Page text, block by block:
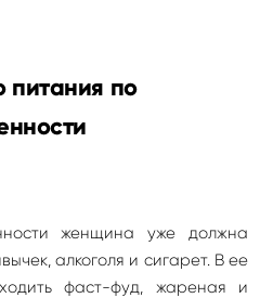
питания по
женщина уже должна
алкоголя и сигарет. В ее
фаст-фуд, жареная и